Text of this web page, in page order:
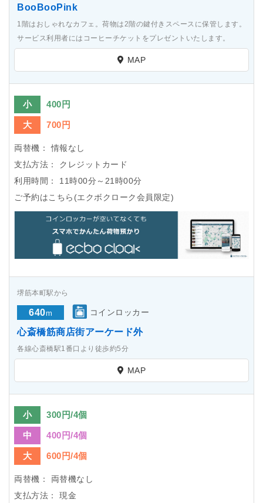
BooBooPink
1階はおしゃれなカフェ。荷物は2階の鍵付きスペースに保管します。
サービス利用者にはコーヒーチケットをプレゼントいたします。
MAP
小 400円
大 700円
両替機：
情報なし
支払方法：
クレジットカード
利用時間：
11時00分～21時00分
ご予約はこちら(エクボクローク会員限定)
堺筋本町駅から
640m コインロッカー
心斎橋筋商店街アーケード外
各線心斎橋駅1番口より徒歩約5分
MAP
小 300円/4個
中 400円/4個
大 600円/4個
両替機：
両替機なし
支払方法：
現金